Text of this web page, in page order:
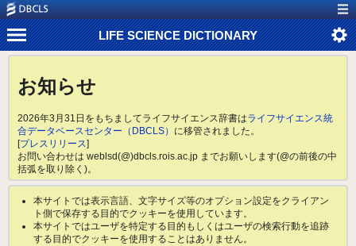
LIFE SCIENCE DICTIONARY
お知らせ
2026年3月31日をもちましてライフサイエンス辞書はライフサイエンス統
合データベースセンター（DBCLS） に移管されました。
[プレスリリース]
お問い合わせは weblsd(@)dbcls.rois.ac.jp までお願いします(@の前後の中
括弧を取り除く)。
本サイトでは表示言語、文字サイズ等のオプション設定をクライアン
ト側で保存する目的でクッキーを使用しています。
本サイトではユーザを特定する目的もしくはユーザの検索行動を追跡
する目的でクッキーを使用することはありません。